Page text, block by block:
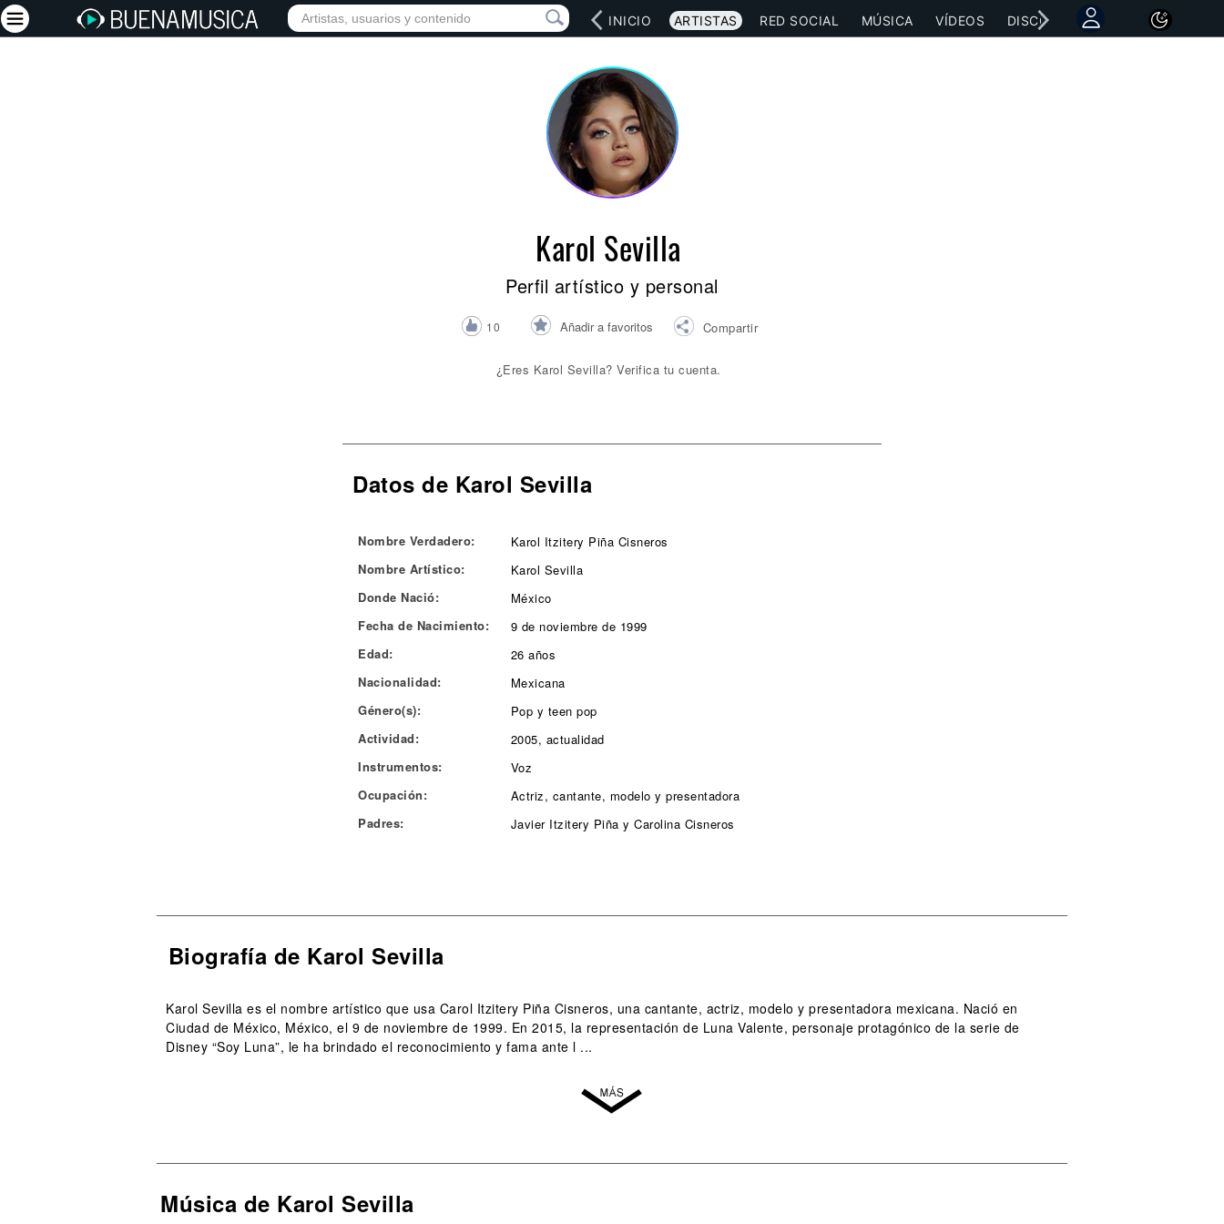
INICIO ARTISTAS RED SOCIAL MÚSICA VÍDEOS DISCOGRAFÍAS CONCIERTOS
Karol Sevilla
Perfil artístico y personal
10 Añadir a favoritos Compartir
¿Eres Karol Sevilla? Verifica tu cuenta.
Datos de Karol Sevilla
Nombre Verdadero:
Karol Itzitery Piña Cisneros
Nombre Artístico:
Karol Sevilla
Donde Nació:
México
Fecha de Nacimiento:
9 de noviembre de 1999
Edad:
26 años
Nacionalidad:
Mexicana
Género(s):
Pop y teen pop
Actividad:
2005, actualidad
Instrumentos:
Voz
Ocupación:
Actriz, cantante, modelo y presentadora
Padres:
Javier Itzitery Piña y Carolina Cisneros
Biografía de Karol Sevilla
Karol Sevilla es el nombre artístico que usa Carol Itzitery Piña Cisneros, una cantante, actriz, modelo y presentadora mexicana. Nació en
Ciudad de México, México, el 9 de noviembre de 1999. En 2015, la representación de Luna Valente, personaje protagónico de la serie de
Disney “Soy Luna”, le ha brindado el reconocimiento y fama ante l ...
Música de Karol Sevilla